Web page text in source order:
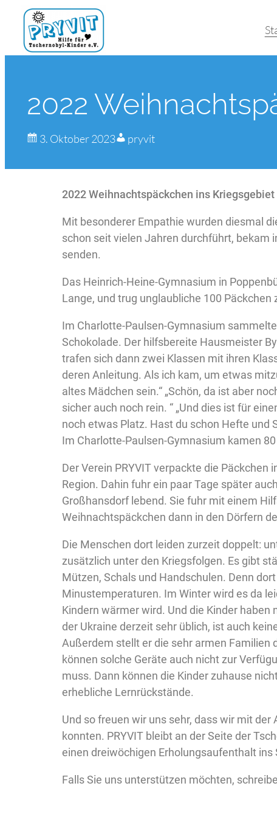
2022
3. Oktober 2023 pryvit
2022Weihnachtspäckchen ins Kriegsgebiet
Mit besonderer Empathie wurden diesmal
schon seit vielen Jahren durchführt, bekam
senden.
Das Heinrich-Heine-Gymnasium in
Lange, und trug unglaubliche 100
Im Charlotte-Paulsen-Gymnasium
Schokolade. Der hilfsbereite Hausmeister
trafen sich dann zwei Klassen mit ihren
deren Anleitung. Als ich kam, um etwas
altes Mädchen sein.“ „Schön, da ist aber
sicher auch noch rein. “ „Und dies ist für
noch etwas Platz. Hast du schon Hefte und
Im Charlotte-Paulsen-Gymnasium kamen
Der Verein PRYVIT verpackte die
Region. Dahin fuhr ein paar Tage später
Großhansdorf lebend. Sie fuhr mit einem
Weihnachtspäckchen dann in den Dörfern
Die Menschen dort leiden zurzeit doppelt:
zusätzlich unter den Kriegsfolgen. Es gibt
Mützen, Schals und Handschulen. Denn
Minustemperaturen. Im Winter wird es da
Kindern wärmer wird. Und die Kinder
der Ukraine derzeit sehr üblich, ist auch
Außerdem stellt er die sehr armen Familien
können solche Geräte auch nicht zur
muss. Dann können die Kinder zuhause
erhebliche Lernrückstände.
Und so freuen wir uns sehr, dass wir mit
konnten. PRYVIT bleibt an der Seite der
einen dreiwöchigen Erholungsaufenthalt
Falls Sie uns unterstützen möchten,